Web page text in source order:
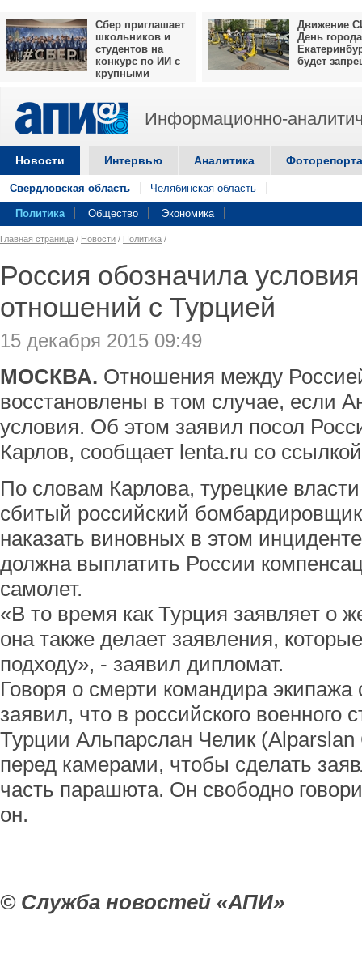
Сбер приглашает
школьников и
студентов на
конкурс по ИИ с
крупными
Движение
День города
будет
Информационно-
Новости Интервью Аналитика
Свердловская область Челябинская область
Политика Общество Экономика
Главная страница / Новости / Политика /
Россия обозначила
отношений с Турцией
15 декабря 2015 09:49
МОСКВА. Отношения между
восстановлены в том случае, если
условия. Об этом заявил посол
Карлов, сообщает lenta.ru со
По словам Карлова, турецкие
сбитый российский
наказать виновных в этом
должна выплатить России
самолет.
«В то время как Турция заявляет о
она также делает заявления,
подходу», - заявил дипломат.
Говоря о смерти командира экипажа
заявил, что в российского военного
Турции Альпарслан Челик
перед камерами, чтобы сделать
часть парашюта. Он свободно
он.
© Служба новостей «АПИ»